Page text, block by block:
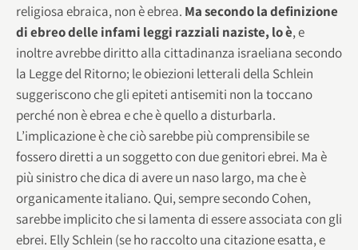
religiosa ebraica, non è ebrea. Ma secondo la definizione
di ebreo delle infami leggi razziali naziste, lo è, e
inoltre avrebbe diritto alla cittadinanza israeliana secondo
la Legge del Ritorno; le obiezioni letterali della Schlein
suggeriscono che gli epiteti antisemiti non la toccano
perché non è ebrea e che è quello a disturbarla.
L’implicazione è che ciò sarebbe più comprensibile se
fossero diretti a un soggetto con due genitori ebrei. Ma è
più sinistro che dica di avere un naso largo, ma che è
organicamente italiano. Qui, sempre secondo Cohen,
sarebbe implicito che si lamenta di essere associata con gli
ebrei. Elly Schlein (se ho raccolto una citazione esatta, e